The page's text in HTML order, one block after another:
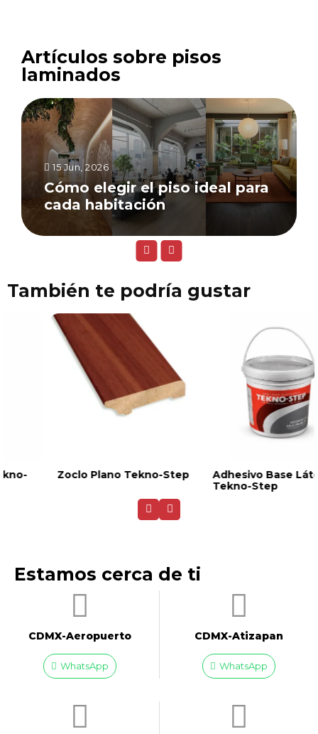
Artículos sobre pisos
laminados
15 Jun, 2026
Cómo elegir el piso ideal para
cada habitación
También te podría gustar
Adhesivo Base Látex
Cuarto Bocel Tekno-
Estamos cerca de ti
CDMX-Aeropuerto​
WhatsApp
CDMX-Atizapan
WhatsApp